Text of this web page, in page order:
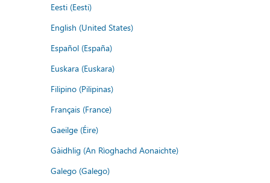
Eesti (Eesti)
English (United States)
Español (España)
Euskara (Euskara)
Filipino (Pilipinas)
Français (France)
Gaeilge (Éire)
Gàidhlig (An Rìoghachd Aonaichte)
Galego (Galego)